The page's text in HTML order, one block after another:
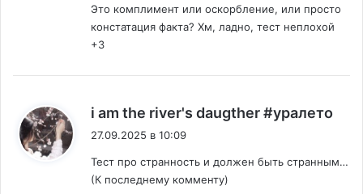
Это комплимент или оскорбление, или просто
констатация факта? Хм, ладно, тест неплохой
+3
i am the river's daugther #уралето
27.09.2025 в 10:09
Тест про странность и должен быть странным…
(К последнему комменту)